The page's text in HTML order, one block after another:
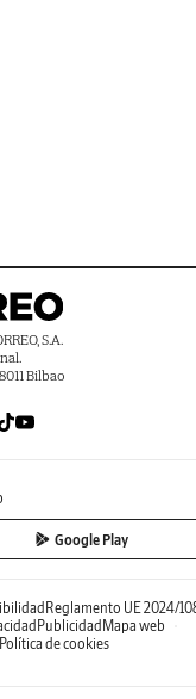
S.A.
Bilbao
Google Play
Reglamento UE 2024/
Publicidad Mapa web
de cookies